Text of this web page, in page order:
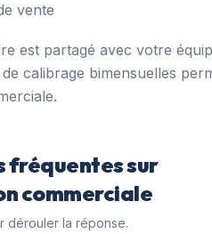
vente
est partagé avec votre
calibrage bimensuelles
fréquentes sur
commerciale
dérouler la réponse.